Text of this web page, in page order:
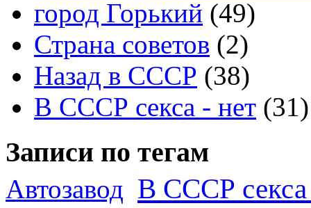
город Горький (49)
Страна советов (2)
Назад в СССР (38)
В СССР секса - нет (31)
Записи по тегам
Автозавод В СССР секса